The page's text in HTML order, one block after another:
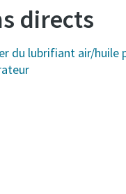
directs
du lubrifiant air/huile